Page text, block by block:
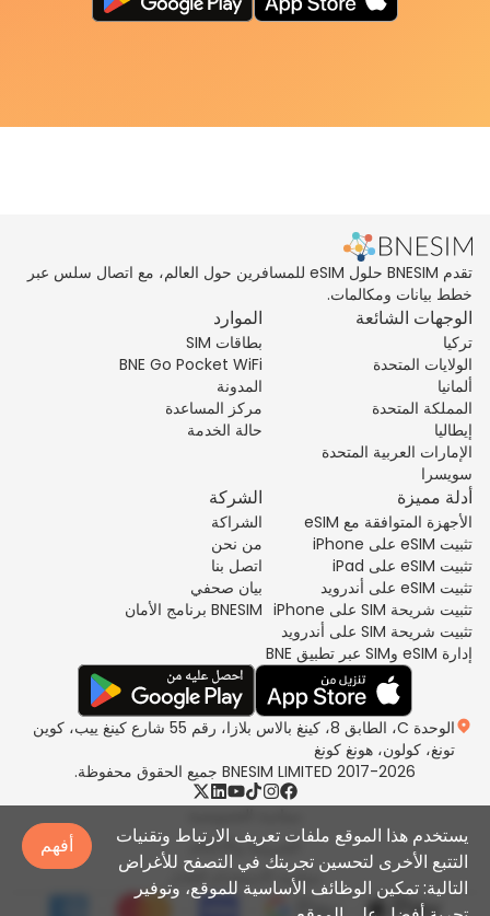
تقدم BNESIM حلول eSIM للمسافرين حول العالم، مع اتصال سلس عبر
خطط بيانات ومكالمات.
الوجهات الشائعة
تركيا
الولايات المتحدة
ألمانيا
المملكة المتحدة
إيطاليا
الإمارات العربية المتحدة
سويسرا
الموارد
بطاقات SIM
BNE Go Pocket WiFi
المدونة
مركز المساعدة
حالة الخدمة
أدلة مميزة
الأجهزة المتوافقة مع eSIM
تثبيت eSIM على iPhone
تثبيت eSIM على iPad
تثبيت eSIM على أندرويد
تثبيت شريحة SIM على iPhone
تثبيت شريحة SIM على أندرويد
إدارة eSIM وSIM عبر تطبيق BNE
الشركة
الشراكة
من نحن
اتصل بنا
بيان صحفي
BNESIM برنامج الأمان
الوحدة C، الطابق 8، كينغ بالاس بلازا، رقم 55 شارع كينغ ييب، كوين
تونغ، كولون، هونغ كونغ
2017-2026 BNESIM LIMITED جميع الحقوق محفوظة.
الشروط والأحكام
سياسة الاستخدام العادل
يستخدم هذا الموقع ملفات تعريف الارتباط وتقنيات
التتبع الأخرى لتحسين تجربتك في التصفح للأغراض
التالية: تمكين الوظائف الأساسية للموقع، وتوفير
أفهم